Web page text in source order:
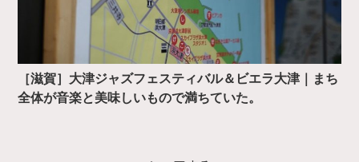
［滋賀］大津ジャズフェスティバル＆ビエラ大津｜まち
全体が音楽と美味しいもので満ちていた。